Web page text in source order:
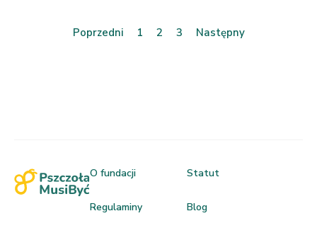
Poprzedni 1 2 3 Następny
O fundacji
Regulaminy
Statut
Blog